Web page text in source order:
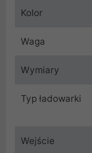
Kolor
Waga
Wymiary
Typ ładowarki
Wejście